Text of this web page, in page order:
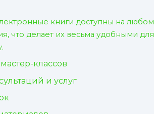
книги доступны на любом
что делает их весьма удобными для
классов
и услуг